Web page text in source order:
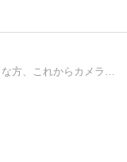
写真家Yoshiのお散歩ブログ。写真が好きな方、これからカメラを始める方にとって少しでも参考になれば嬉しいです。